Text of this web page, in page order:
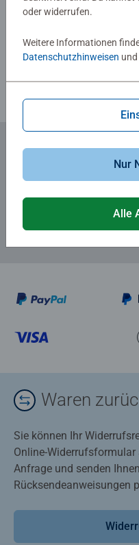
Verfasse
Richtlinien für
Zum Newsletter
Waren
Sie können Ihr
Online-
Anfrage und senden
Rücksendeanweisungen
oder widerrufen.
Weitere Informationen
Datenschutzhinweisen
Nur
Alle